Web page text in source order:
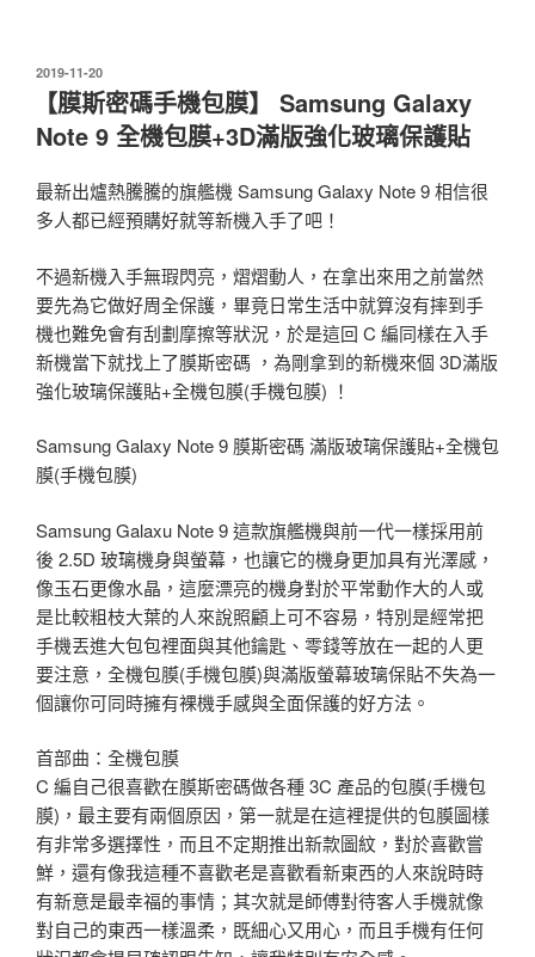
發
2019-11-20
【膜斯密碼手機包膜】 Samsung Galaxy
Note 9 全機包膜+3D滿版強化玻璃保護貼
最新出爐熱騰騰的旗艦機 Samsung Galaxy Note 9 相信很
多人都已經預購好就等新機入手了吧！
不過新機入手無瑕閃亮，熠熠動人，在拿出來用之前當然
要先為它做好周全保護，畢竟日常生活中就算沒有摔到手
機也難免會有刮劃摩擦等狀況，於是這回 C 編同樣在入手
新機當下就找上了膜斯密碼 ，為剛拿到的新機來個 3D滿版
強化玻璃保護貼+全機包膜(手機包膜) ！
Samsung Galaxy Note 9 膜斯密碼 滿版玻璃保護貼+全機包
膜(手機包膜)
Samsung Galaxu Note 9 這款旗艦機與前一代一樣採用前
後 2.5D 玻璃機身與螢幕，也讓它的機身更加具有光澤感，
像玉石更像水晶，這麼漂亮的機身對於平常動作大的人或
是比較粗枝大葉的人來說照顧上可不容易，特別是經常把
手機丟進大包包裡面與其他鑰匙、零錢等放在一起的人更
要注意，全機包膜(手機包膜)與滿版螢幕玻璃保貼不失為一
個讓你可同時擁有裸機手感與全面保護的好方法。
首部曲：全機包膜
C 編自己很喜歡在膜斯密碼做各種 3C 產品的包膜(手機包
膜)，最主要有兩個原因，第一就是在這裡提供的包膜圖樣
有非常多選擇性，而且不定期推出新款圖紋，對於喜歡嘗
鮮，還有像我這種不喜歡老是喜歡看新東西的人來說時時
有新意是最幸福的事情；其次就是師傅對待客人手機就像
對自己的東西一樣溫柔，既細心又用心，而且手機有任何